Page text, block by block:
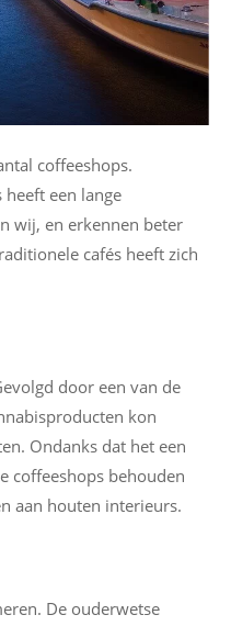
coffeeshops.
een lange
wij, en erkennen beter
cafés heeft zich
door een van de
kon
Ondanks dat het een
coffeeshops behouden
aan houten interieurs.
De ouderwetse